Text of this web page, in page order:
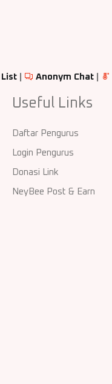
List Anonym Chat
Useful Links
Daftar Pengurus
Login Pengurus
Donasi Link
NeyBee Post & Earn